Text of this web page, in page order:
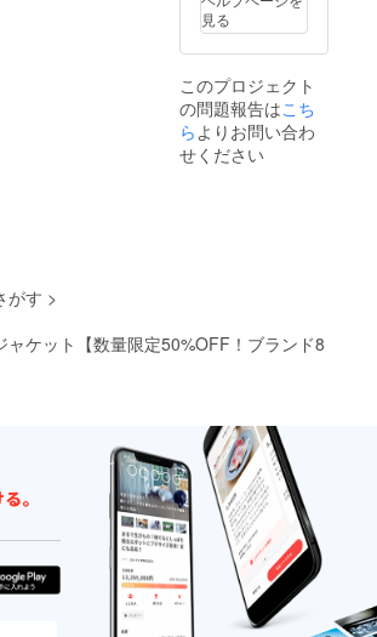
ラック×
裏イエ
ロー ＝
＝＝＝
＝＝＝
＝＝＝
＝＝＝
＝＝＝
見る
このプロジェクト
の問題報告はこち
らよりお問い合わ
せください
がす >
ャケット【数量限定50%OFF！ブランド8